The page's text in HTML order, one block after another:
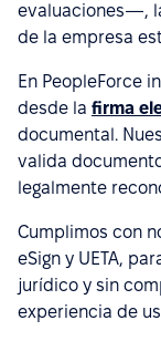
evaluaciones—,
de la empresa
En PeopleForce
desde la firma
documental.
valida
legalmente
Cumplimos con
eSign y UETA,
jurídico y sin
experiencia de